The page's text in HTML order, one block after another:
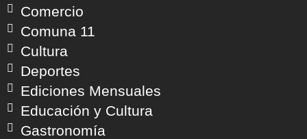
Comercio
Comuna 11
Cultura
Deportes
Ediciones Mensuales
Educación y Cultura
Gastronomía